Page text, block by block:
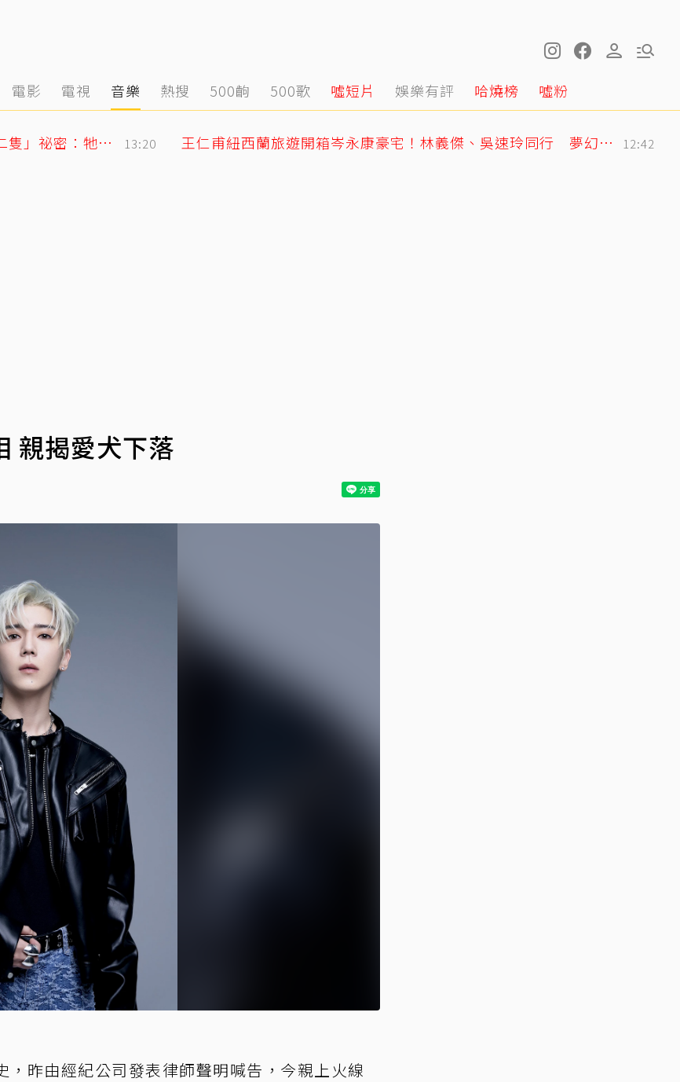
電影 電視 音樂 熱搜 500齣 500歌 噓短片 娛樂有評 哈燒榜 噓粉
獨／唐綺陽痛失15年愛貓 揭當時「不養第二隻」祕密：牠為此狠咬我 13:20 王仁甫紐西蘭旅遊開箱岑永康豪宅！林義傑、吳速玲同行 夢幻美景全曝光 12:42
親揭愛犬下落
，昨由經紀公司發表律師聲明喊告，今親上火線